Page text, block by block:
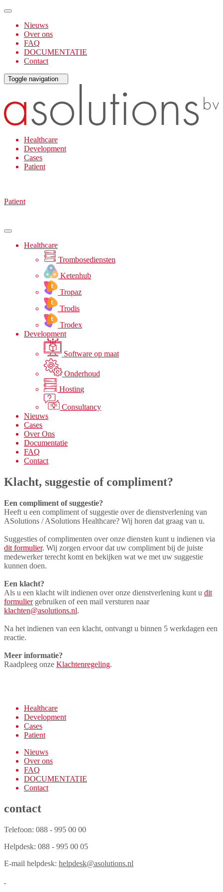
Nieuws
Over ons
FAQ
DOCUMENTATIE
Contact
Toggle navigation
Healthcare
Development
Cases
Patient
Patient
Healthcare
Trombosediensten
Ketenhub
Tropaz
Trodis
Trodex
Development
Software op maat
Onderhoud
Hosting
Consultancy
Nieuws
Cases
Over Ons
Documentatie
FAQ
Contact
Klacht, suggestie of compliment?
Een compliment of suggestie?
Heeft u een compliment of suggestie over de dienstverlening van
ASolutions / ASolutions Healthcare? Wij horen dat graag van u.
Suggesties of complimenten over onze diensten kunt u indienen via
dit formulier. Wij zorgen ervoor dat uw compliment bij de juiste
medewerker terecht komt en bekijken wat we met uw suggestie
kunnen doen.
Een klacht?
Als u een klacht wilt indienen over onze dienstverlening kunt u dit
formuliergebruiken of een mail versturen naar
klachten@asolutions.nl.
Na het indienen van een klacht, ontvangt u binnen 5 werkdagen een
reactie.
Meer informatie?
Raadpleeg onze Klachtenregeling.
Healthcare
Development
Cases
Patient
Nieuws
Over ons
FAQ
DOCUMENTATIE
Contact
contact
Telefoon: 088 - 995 00 00
Helpdesk: 088 - 995 00 05
E-mail helpdesk: helpdesk@asolutions.nl